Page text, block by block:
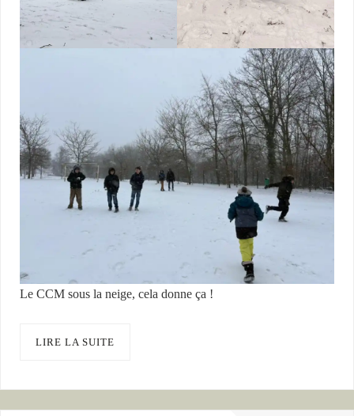
Le CCM sous la neige, cela donne ça !
LIRE LA SUITE